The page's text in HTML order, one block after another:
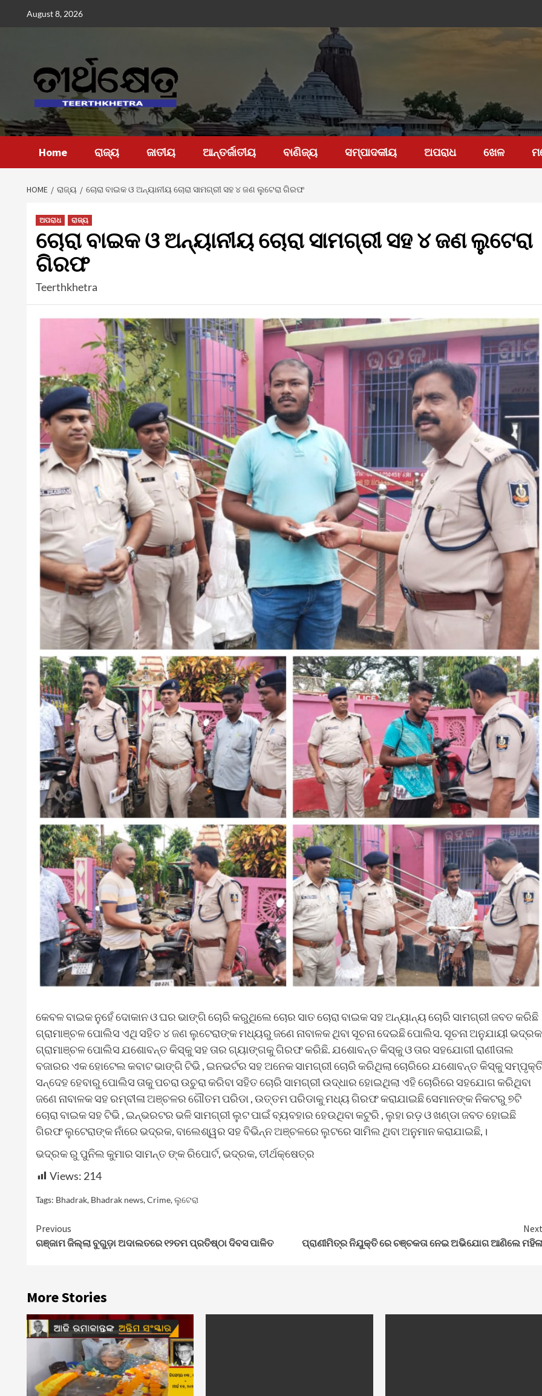
August 8, 2026
Home ରାଜ୍ୟ ଜାତୀୟ ଆନ୍ତର୍ଜାତୀୟ ବାଣିଜ୍ୟ ସମ୍ପାଦକୀୟ ଅପରାଧ ଖେଳ
HOME ରାଜ୍ୟ ଚୋରା ବାଇକ ଓ ଅନ୍ୟାନୀୟ ଚୋରା ସାମଗ୍ରୀ ସହ ୪ ଜଣ ଲୁଟେରା ଗିରଫ
ଅପରାଧ ରାଜ୍ୟ
ଚୋରା ବାଇକ ଓ ଅନ୍ୟାନୀୟ ଚୋରା ସାମଗ୍ରୀ ସହ ୪ ଜଣ ଲୁଟେରା
ଗିରଫ
Teerthkhetra
କେବଳ ବାଇକ ନୁହେଁ ଦୋକାନ ଓ ଘର ଭାଙ୍ଗି ଚୋରି କରୁଥିଲେ ଚୋର ସାତ ଚୋରା ବାଇକ ସହ ଅନ୍ୟାନ୍ୟ ଚୋରି ସାମଗ୍ରୀ ଜବତ କରିଛି
ଗ୍ରାମାଞ୍ଚଳ ପୋଲିସ ଏଥି ସହିତ ୪ ଜଣ ଲୁଟେରାଙ୍କ ମଧ୍ୟରୁ ଜଣେ ନାବାଳକ ଥିବା ସୂଚନା ଦେଇଛି ପୋଲିସ. ସୂଚନା ଅନୁଯାୟୀ ଭଦ୍ରକ
ଗ୍ରାମାଞ୍ଚଳ ପୋଲିସ ଯଶୋବନ୍ତ କିସ୍କୁ ସହ ତାର ଗ୍ୟାଙ୍ଗକୁ ଗିରଫ କରିଛି. ଯଶୋବନ୍ତ କିସ୍କୁ ଓ ତାର ସହଯୋଗୀ ରାଣୀତାଲ
ବଜାରର ଏକ ହୋଟେଲ କବାଟ ଭାଙ୍ଗି ଟିଭି , ଇନଭର୍ଟର ସହ ଅନେକ ସାମଗ୍ରୀ ଚୋରି କରିଥିଲା ଚୋରିରେ ଯଶୋବନ୍ତ କିସ୍କୁ
ସନ୍ଦେହ ହେବାରୁ ପୋଲିସ ତାକୁ ପଚରା ଉଚୁରା କରିବା ସହିତ ଚୋରି ସାମଗ୍ରୀ ଉଦ୍ଧାର ହୋଇଥିଲା ଏହି ଚୋରିରେ ସହଯୋଗ କରିଥିବା
ଜଣେ ନାବାଳକ ସହ ରମ୍ବୀଳା ଅଞ୍ଚଳର ଗୌତମ ପରିଡା , ଉତ୍ତମ ପରିଡାକୁ ମଧ୍ୟ ଗିରଫ କରାଯାଇଛି ସେମାନଙ୍କ ନିକଟରୁ ୭ଟି
ଚୋରା ବାଇକ ସହ ଟିଭି , ଇନ୍ଭରଟର ଭଳି ସାମଗ୍ରୀ ଲୁଟ ପାଇଁ ବ୍ୟବହାର ହେଉଥିବା କଟୁରି , ଲୁହା ରଡ଼ ଓ ଖଣ୍ଡା ଜବତ ହୋଇଛି
ଗିରଫ ଲୁଟେରାଙ୍କ ନାଁରେ ଭଦ୍ରକ, ବାଲେଶ୍ୱର ସହ ବିଭିନ୍ନ ଅଞ୍ଚଳରେ ଲୁଟରେ ସାମିଲ ଥିବା ଅନୁମାନ କରାଯାଇଛି,।
ଭଦ୍ରକ ରୁ ପୁନିଲ କୁମାର ସାମନ୍ତ ଙ୍କ ରିପୋର୍ଟ, ଭଦ୍ରକ, ତୀର୍ଥକ୍ଷେତ୍ର
Views: 214
Tags: Bhadrak, Bhadrak news,Crime,ଲୁଟେରା
Continue
Reading
Previous
ଗଞ୍ଜାମ ଜିଲ୍ଲା ବୁଗୁଡ଼ା ଅଦାଲତରେ ୧୨ତମ ପ୍ରତିଷ୍ଠା ଦିବସ ପାଳିତ
ପ୍ରାଣୀମିତ୍ର ନିଯୁକ୍ତି ରେ ଚଞ୍ଚକତା ନେଇ ଅଭିଯୋଗ ଆଣିଲେ
More Stories